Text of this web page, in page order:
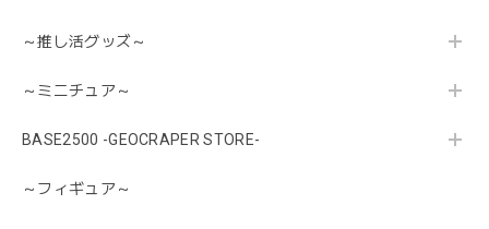
～推し活グッズ～
～ミニチュア～
BASE2500 -GEOCRAPER STORE-
～フィギュア～